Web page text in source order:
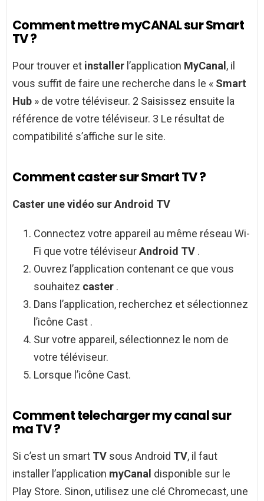
Comment mettre myCANAL sur Smart
TV ?
Pour trouver et installer l’application MyCanal , il
vous suffit de faire une recherche dans le « Smart
Hub » de votre téléviseur. 2 Saisissez ensuite la
référence de votre téléviseur. 3 Le résultat de
compatibilité s’affiche sur le site.
Comment caster sur Smart TV ?
Caster une vidéo surAndroid TV
Connectez votre appareil au même réseau Wi-
Fi que votre téléviseurAndroid TV .
Ouvrez l’application contenant ce que vous
souhaitez caster .
Dans l’application, recherchez et sélectionnez
l’icône Cast .
Sur votre appareil, sélectionnez le nom de
votre téléviseur.
Lorsque l’icône Cast.
Comment telecharger my canal sur
ma TV ?
Si c’est un smart TV sous Android TV, il faut
installer l’application myCanal disponible sur le
Play Store. Sinon, utilisez une clé Chromecast, une